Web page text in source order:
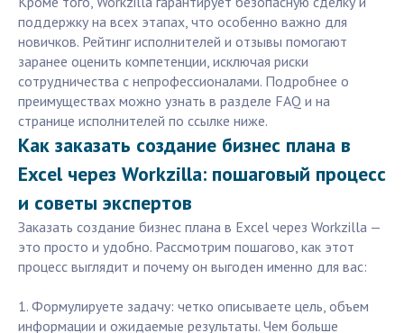
поддержку на всех этапах, что особенно важно для
новичков. Рейтинг исполнителей и отзывы помогают
заранее оценить компетенции, исключая риски
сотрудничества с непрофессионалами. Подробнее о
преимуществах можно узнать в разделе FAQ и на
странице исполнителей по ссылке ниже.
Как заказать создание бизнес плана в
Excel через Workzilla: пошаговый процесс
и советы экспертов
Заказать создание бизнес плана в Excel через Workzilla —
это просто и удобно. Рассмотрим пошагово, как этот
процесс выглядит и почему он выгоден именно для вас:
1. Формулируете задачу: четко описываете цель, объем
информации и ожидаемые результаты. Чем больше